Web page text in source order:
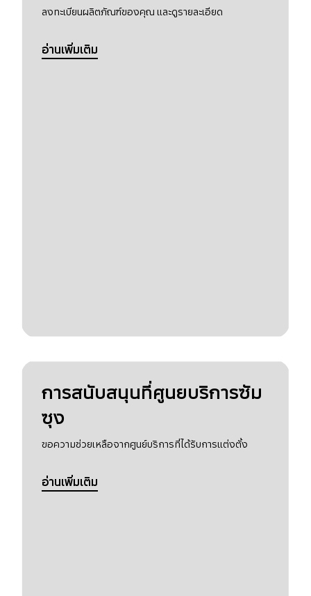
ลงทะเบียนผลิตภัณฑ์ของคุณ และดูรายละเอียด
อ่านเพิ่มเติม
การสนับสนุนที่ศูนยบริการซัม
ซุง
ขอความช่วยเหลือจากศูนย์บริการที่ได้รับการแต่งตั้ง
อ่านเพิ่มเติม